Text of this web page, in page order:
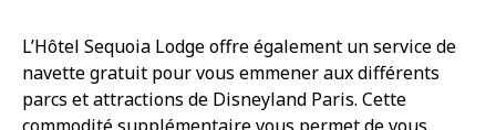
L’Hôtel Sequoia Lodge offre également un service de
navette gratuit pour vous emmener aux différents
parcs et attractions de Disneyland Paris. Cette